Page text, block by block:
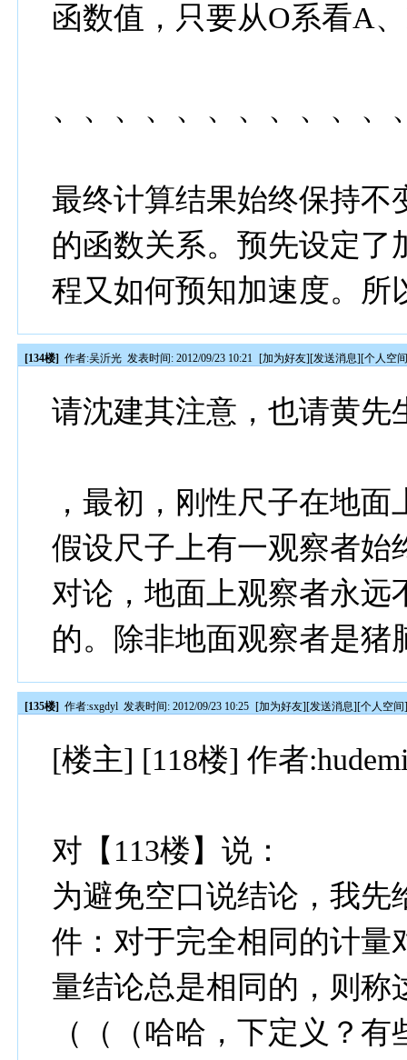
函数值，只要从O系看A
、、、、、、、、、、
最终计算结果始终保持不
的函数关系。预先设定
程又如何预知加速度。所
[134楼] 作者:吴沂光 发表时间: 2012/09/23 10:21 [加为好友][发送消息][个人空
请沈建其注意，也请黄先
，最初，刚性尺子在地
假设尺子上有一观察者始
对论，地面上观察者永远
的。除非地面观察者是猪
[135楼] 作者:sxgdyl 发表时间: 2012/09/23 10:25 [加为好友][发送消息][个人空间
[楼主] [118楼] 作者
对【113楼】说：
为避免空口说结论，我
件：对于完全相同的计量
量结论总是相同的，则称
（（（哈哈，下定义？